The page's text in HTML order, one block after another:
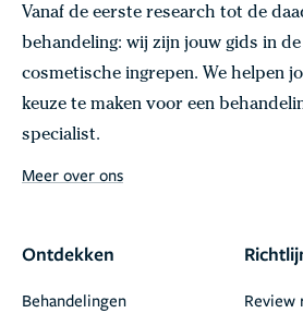
Vanaf de eerste research tot de
behandeling: wij zijn jouw gids in
cosmetische ingrepen. We helpen
keuze te maken voor een
specialist.
Meer over ons
Ontdekken
Behandelingen